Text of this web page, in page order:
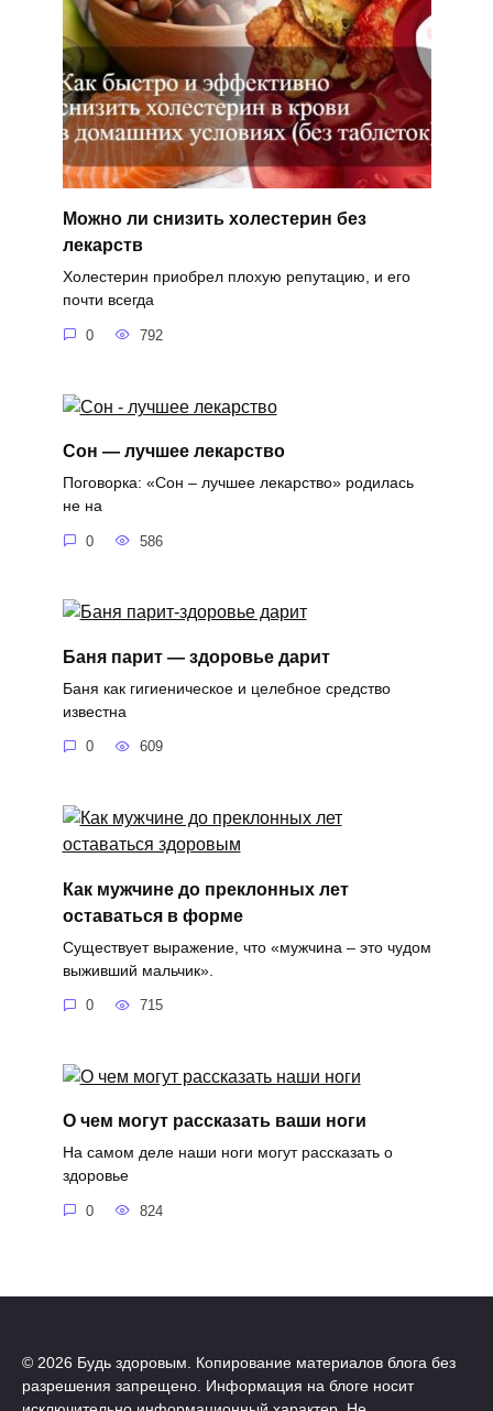
Можно ли снизить холестерин без
лекарств
Холестерин приобрел плохую репутацию, и его
почти всегда
0 792
Сон — лучшее лекарство
Поговорка: «Сон – лучшее лекарство» родилась
не на
0 586
Баня парит — здоровье дарит
Баня как гигиеническое и целебное средство
известна
0 609
Как мужчине до преклонных лет
оставаться в форме
Существует выражение, что «мужчина – это чудом
выживший мальчик».
0 715
О чем могут рассказать ваши ноги
На самом деле наши ноги могут рассказать о
здоровье
0 824
© 2026 Будь здоровым. Копирование материалов блога без
разрешения запрещено. Информация на блоге носит